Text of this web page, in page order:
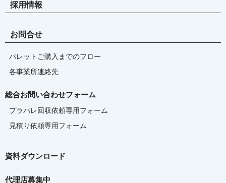
採用情報
お問合せ
パレットご購入までのフロー
各事業所連絡先
総合お問い合わせフォーム
プラパレ回収依頼専用フォーム
見積り依頼専用フォーム
資料ダウンロード
代理店募集中